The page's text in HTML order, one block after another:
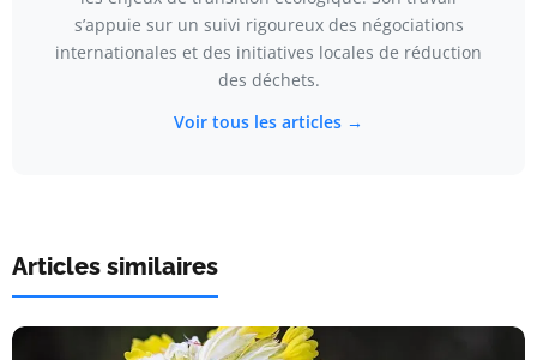
s’appuie sur un suivi rigoureux des négociations
internationales et des initiatives locales de réduction
des déchets.
Voir tous les articles →
Articles similaires